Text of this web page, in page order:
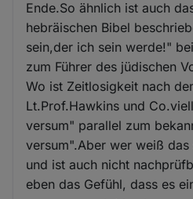
Ende.So ähnlich ist auch
hebräischen Bibel
sein,der ich sein werde!"
zum Führer des jüdischen
Wo ist Zeitlosigkeit nach
Lt.Prof.Hawkins und
versum" parallel zum
versum".Aber wer weiß
und ist auch nicht
eben das Gefühl, dass es